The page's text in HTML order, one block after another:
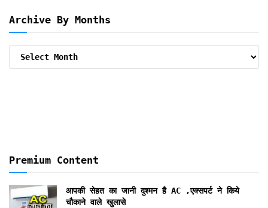
Archive By Months
Premium Content
आपकी सेहत का जानी दुश्मन है AC ,एक्सपर्ट ने किये
चौकाने वाले खुलासे